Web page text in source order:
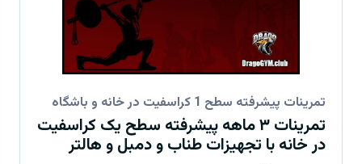
تمرینات پیشرفته سطح 1 کراسفیت در خانه و باشگاه
تمرینات ۳ ماهه پیشرفته سطح یک کراسفیت
در خانه با تجهیزات طناب و دمبل و هالتر